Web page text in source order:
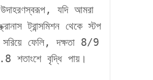
যদি আমরা
ট্রান্সমিশন থেকে স্টপ
সরিয়ে ফেলি, দক্ষতা 8/9
শতাংশে বৃদ্ধি পায়।